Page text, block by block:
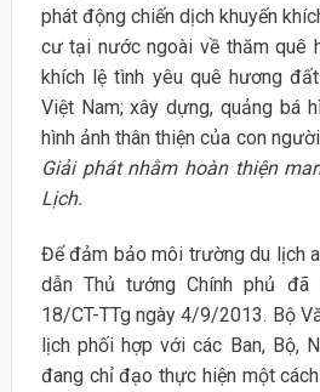
phát động chiến dịch khuyến
cư tại nước ngoài về thăm quê
khích lệ tình yêu quê hương
Việt Nam; xây dựng, quảng bá
hình ảnh thân thiện của con
Giải phát nhằm hoàn thiện
Lịch.
Để đảm bảo môi trường du lịch
dẫn Thủ tướng Chính phủ
18/CT-TTg ngày 4/9/2013. Bộ
lịch phối hợp với các Ban, Bộ,
đang chỉ đạo thực hiện một